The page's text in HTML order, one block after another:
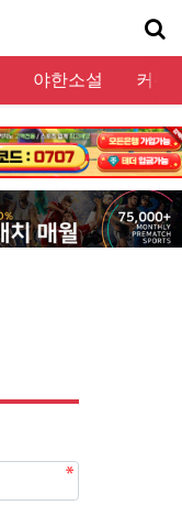
야한소설 커뮤